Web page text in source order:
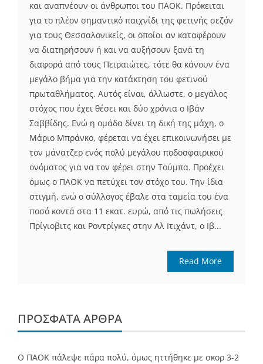
και αναπνέουν οι άνθρωποι του ΠΑΟΚ. Πρόκειται
για το πλέον σημαντικό παιχνίδι της φετινής σεζόν
για τους Θεσσαλονικείς, οι οποίοι αν καταφέρουν
να διατηρήσουν ή και να αυξήσουν ξανά τη
διαφορά από τους Πειραιώτες, τότε θα κάνουν ένα
μεγάλο βήμα για την κατάκτηση του φετινού
πρωταθλήματος. Αυτός είναι, άλλωστε, ο μεγάλος
στόχος που έχει θέσει και δύο χρόνια ο Ιβάν
Σαββίδης. Ενώ η ομάδα δίνει τη δική της μάχη, ο
Μάριο Μπράνκο, φέρεται να έχει επικοινωνήσει με
τον μάνατζερ ενός πολύ μεγάλου ποδοσφαιρικού
ονόματος για να τον φέρει στην Τούμπα. Προέχει
όμως ο ΠΑΟΚ να πετύχει τον στόχο του. Την ίδια
στιγμή, ενώ ο σύλλογος έβαλε στα ταμεία του ένα
ποσό κοντά στα 11 εκατ. ευρώ, από τις πωλήσεις
Πρίγιοβιτς και Ροντρίγκες στην Αλ Ιτιχάντ, ο Ιβ...
Read More
ΠΡΌΣΦΑΤΑ ΆΡΘΡΑ
Ο ΠΑΟΚ πάλεψε πάρα πολύ, όμως ηττήθηκε με σκορ 3-2